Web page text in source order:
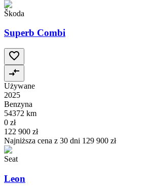
Škoda
Superb Combi
Używane
2025
Benzyna
54372 km
0 zł
122 900 zł
Najniższa cena z 30 dni 129 900 zł
Seat
Leon